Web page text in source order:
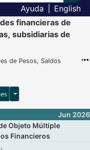
Ayuda
English
financieras de
subsidiarias de
de Pesos, Saldos
cuadro
Opciones para exportar
Jun 2026
Objeto Múltiple
Financieros